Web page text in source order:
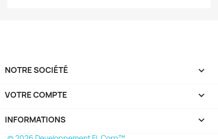
NOTRE SOCIÉTÉ 
VOTRE COMPTE 
INFORMATIONS keyboard_arrow_down